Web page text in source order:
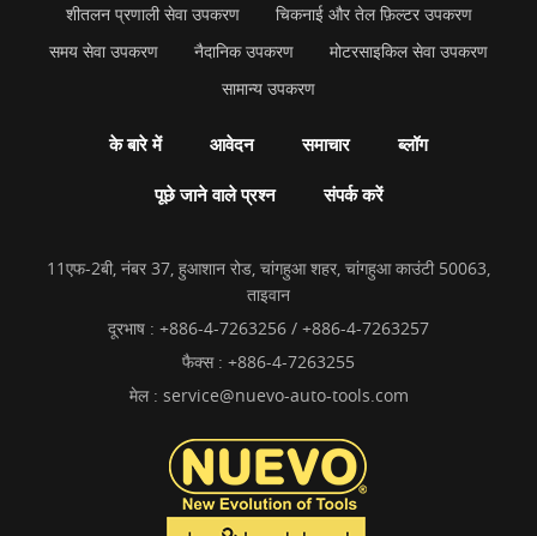
शीतलन प्रणाली सेवा उपकरण
चिकनाई और तेल फ़िल्टर उपकरण
समय सेवा उपकरण
नैदानिक उपकरण
मोटरसाइकिल सेवा उपकरण
सामान्य उपकरण
के बारे में आवेदन समाचार ब्लॉग
पूछे जाने वाले प्रश्न संपर्क करें
11एफ-2बी, नंबर 37, हुआशान रोड, चांगहुआ शहर, चांगहुआ काउंटी 50063,
ताइवान
दूरभाष : +886-4-7263256 / +886-4-7263257
फैक्स : +886-4-7263255
मेल : service@nuevo-auto-tools.com